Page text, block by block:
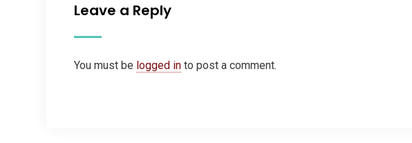
Leave a Reply
You must be logged in to post a comment.